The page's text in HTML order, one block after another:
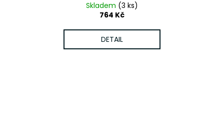
Skladem (3 ks)
764 Kč
DETAIL